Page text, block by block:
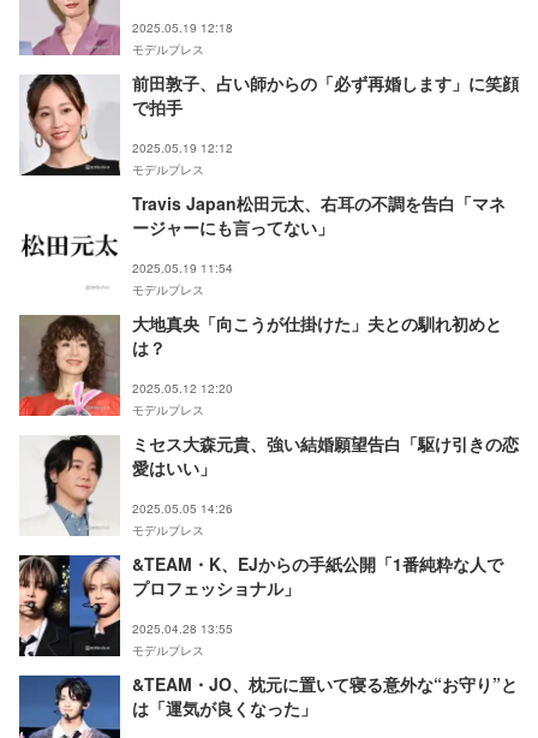
2025.05.19 12:18
モデルプレス
前田敦子、占い師からの「必ず再婚します」に笑顔
で拍手
2025.05.19 12:12
モデルプレス
Travis Japan松田元太、右耳の不調を告白「マネ
ージャーにも言ってない」
2025.05.19 11:54
モデルプレス
大地真央「向こうが仕掛けた」夫との馴れ初めと
は？
2025.05.12 12:20
モデルプレス
ミセス大森元貴、強い結婚願望告白「駆け引きの恋
愛はいい」
2025.05.05 14:26
モデルプレス
&TEAM・K、EJからの手紙公開「1番純粋な人で
プロフェッショナル」
2025.04.28 13:55
モデルプレス
&TEAM・JO、枕元に置いて寝る意外な“お守り”と
は「運気が良くなった」